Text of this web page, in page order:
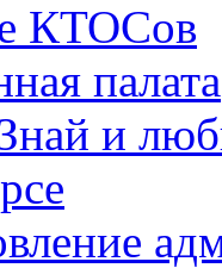
КТОСов
палата
и